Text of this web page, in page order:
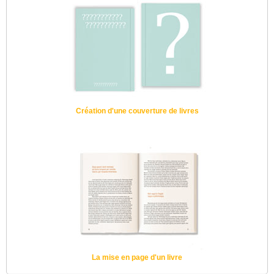
Création d'une couverture de livres
La mise en page d'un livre